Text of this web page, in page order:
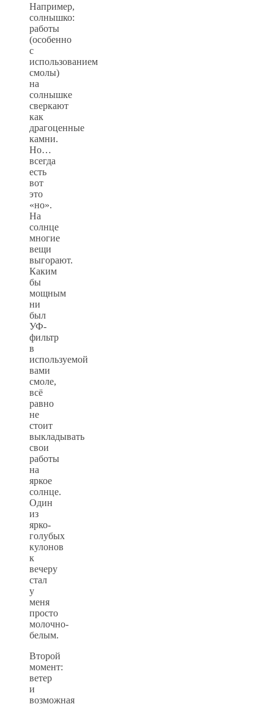
Например,
солнышко:
работы
(особенно
с
использованием
смолы)
на
солнышке
сверкают
как
драгоценные
камни.
Но…
всегда
есть
вот
это
«но».
На
солнце
многие
вещи
выгорают.
Каким
бы
мощным
ни
был
УФ-
фильтр
в
используемой
вами
смоле,
всё
равно
не
стоит
выкладывать
свои
работы
на
яркое
солнце.
Один
из
ярко-
голубых
кулонов
к
вечеру
стал
у
меня
просто
молочно-
белым.
Второй
момент:
ветер
и
возможная